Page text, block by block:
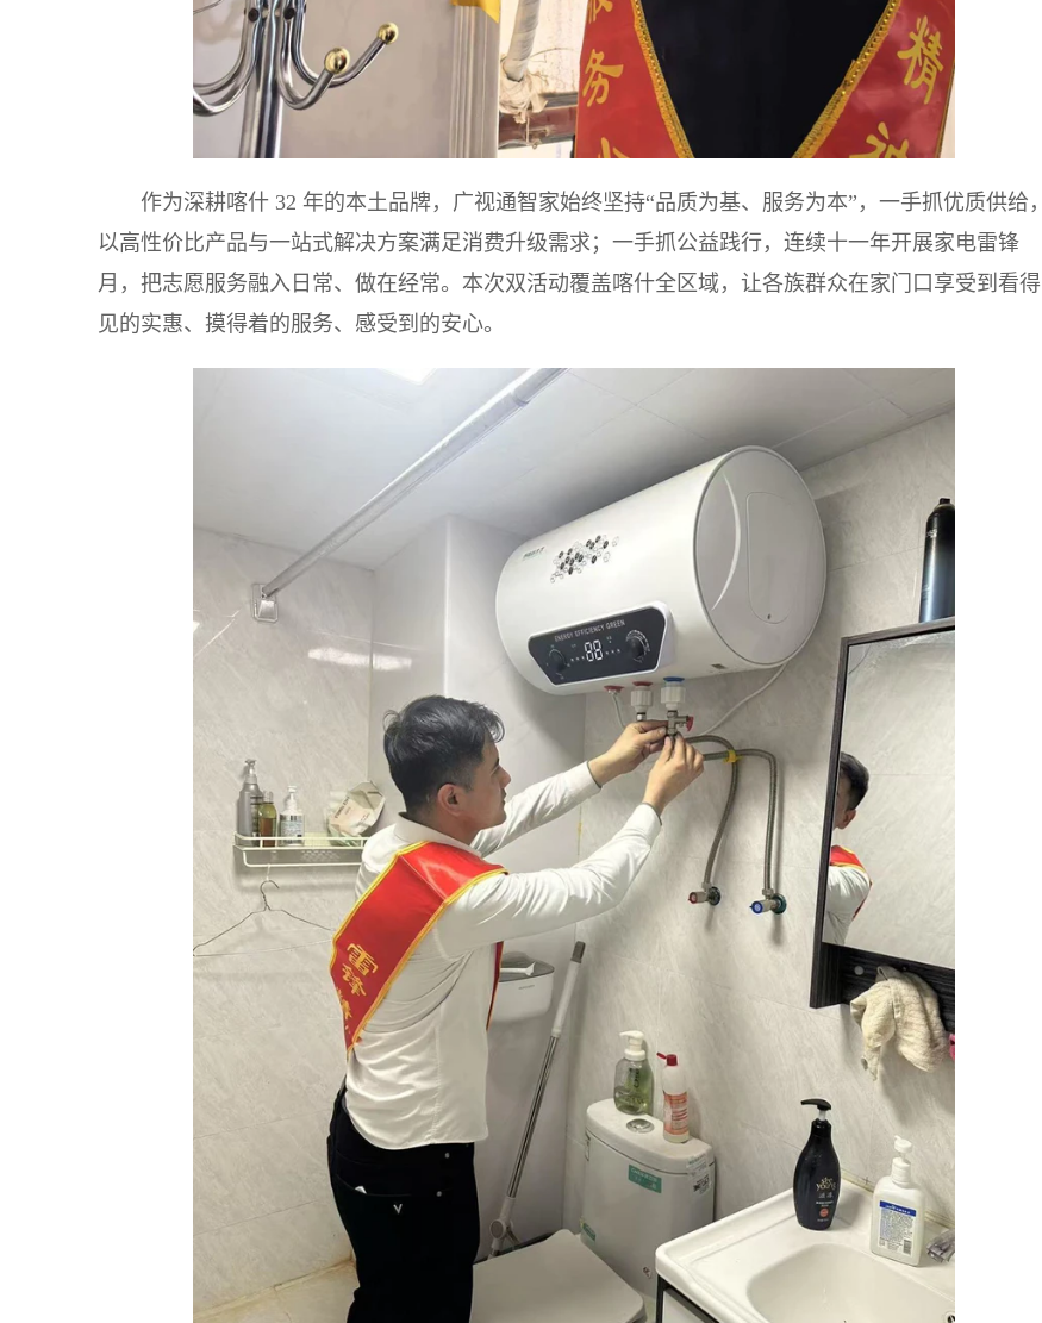
作为深耕喀什 32 年的本土品牌，广视通智家始终坚持“品质为基、服务为本”，一手抓优质供给，
以高性价比产品与一站式解决方案满足消费升级需求；一手抓公益践行，连续十一年开展家电雷锋
月，把志愿服务融入日常、做在经常。本次双活动覆盖喀什全区域，让各族群众在家门口享受到看得
见的实惠、摸得着的服务、感受到的安心。